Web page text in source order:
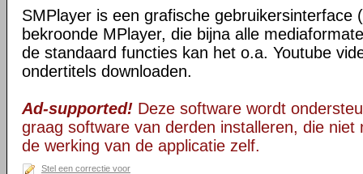
SMPlayer is een grafische gebruikersinterface
bekroonde MPlayer, die bijna alle
de standaard functies kan het o.a. Youtube
ondertitels downloaden.
Ad-supported! Deze software wordt
graag software van derden installeren, die niet
de werking van de applicatie zelf.
Stel een correctie voor